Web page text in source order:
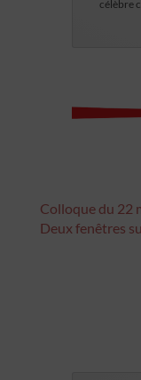
célèbre
Colloque du 22
Deux fenêtres